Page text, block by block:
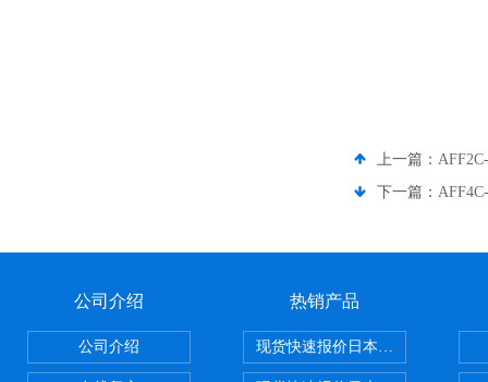
上一篇：
下一篇：
公司介绍
公司介绍
热销产品
现货快速报价日本SMC气动元件